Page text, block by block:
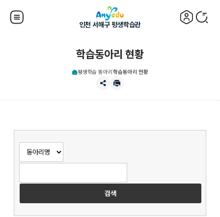
인천 서해구 평생학습관
학습동아리 현황
평생학습 동아리학습동아리 현황